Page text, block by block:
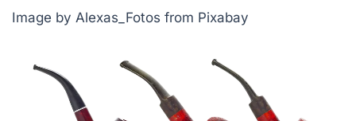
Image by Alexas_Fotos from Pixabay